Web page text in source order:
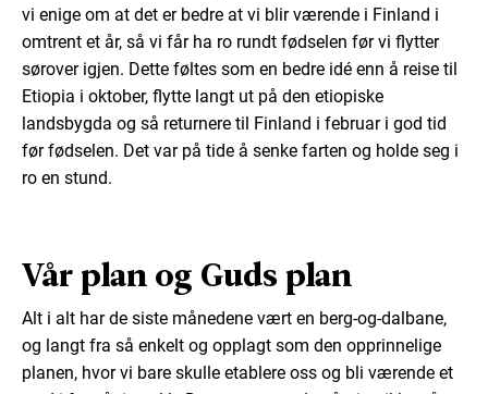
vi enige om at det er bedre at vi blir værende i Finland i
omtrent et år, så vi får ha ro rundt fødselen før vi flytter
sørover igjen. Dette føltes som en bedre idé enn å reise til
Etiopia i oktober, flytte langt ut på den etiopiske
landsbygda og så returnere til Finland i februar i god tid
før fødselen. Det var på tide å senke farten og holde seg i
ro en stund.
Vår plan og Guds plan
Alt i alt har de siste månedene vært en berg-og-dalbane,
og langt fra så enkelt og opplagt som den opprinnelige
planen, hvor vi bare skulle etablere oss og bli værende et